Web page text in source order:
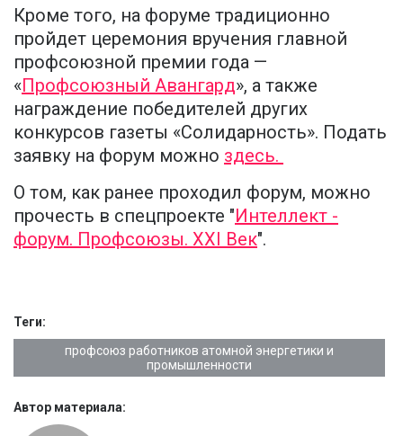
Кроме того, на форуме традиционно
пройдет церемония вручения главной
профсоюзной премии года —
«Профсоюзный Авангард», а также
награждение победителей других
конкурсов газеты «Солидарность». Подать
заявку на форум можно здесь.
О том, как ранее проходил форум, можно
прочесть в спецпроекте "Интеллект -
форум. Профсоюзы. XXI Век".
Теги:
профсоюз работников атомной энергетики и
промышленности
Автор материала: